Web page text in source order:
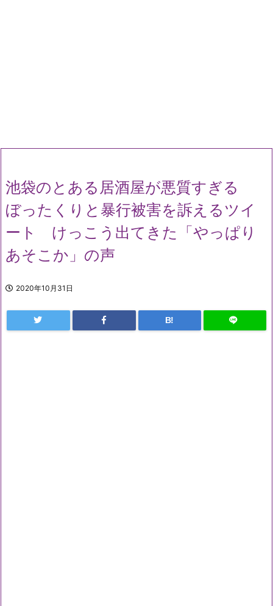
池袋のとある居酒屋が悪質すぎる
ぼったくりと暴行被害を訴えるツイ
ート けっこう出てきた「やっぱり
あそこか」の声
2020年10月31日
B!